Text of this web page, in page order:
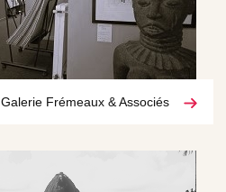
Galerie Frémeaux & Associés